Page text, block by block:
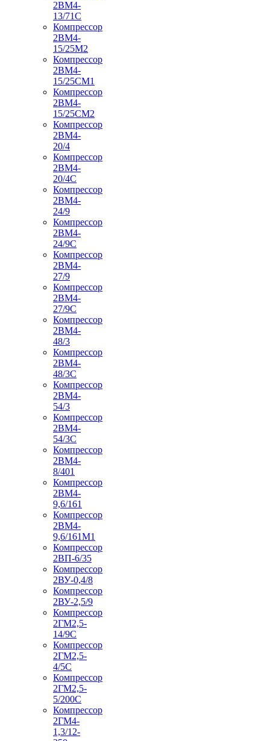
2ВМ4-
13/71С
Компрессор
2ВМ4-
15/25М2
Компрессор
2ВМ4-
15/25СМ1
Компрессор
2ВМ4-
15/25СМ2
Компрессор
2ВМ4-
20/4
Компрессор
2ВМ4-
20/4С
Компрессор
2ВМ4-
24/9
Компрессор
2ВМ4-
24/9С
Компрессор
2ВМ4-
27/9
Компрессор
2ВМ4-
27/9С
Компрессор
2ВМ4-
48/3
Компрессор
2ВМ4-
48/3С
Компрессор
2ВМ4-
54/3
Компрессор
2ВМ4-
54/3С
Компрессор
2ВМ4-
8/401
Компрессор
2ВМ4-
9,6/161
Компрессор
2ВМ4-
9,6/161М1
Компрессор
2ВП-6/35
Компрессор
2ВУ-0,4/8
Компрессор
2ВУ-2,5/9
Компрессор
2ГМ2,5-
14/9С
Компрессор
2ГМ2,5-
4/5С
Компрессор
2ГМ2,5-
5/200С
Компрессор
2ГМ4-
1,3/12-